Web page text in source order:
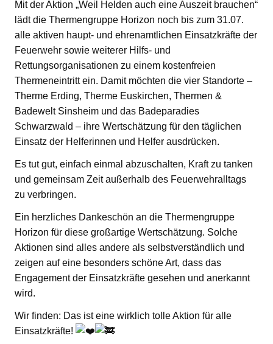
Mit der Aktion „Weil Helden auch eine Auszeit brauchen“
lädt die Thermengruppe Horizon noch bis zum 31.07.
alle aktiven haupt- und ehrenamtlichen Einsatzkräfte der
Feuerwehr sowie weiterer Hilfs- und
Rettungsorganisationen zu einem kostenfreien
Thermeneintritt ein. Damit möchten die vier Standorte –
Therme Erding, Therme Euskirchen, Thermen &
Badewelt Sinsheim und das Badeparadies
Schwarzwald – ihre Wertschätzung für den täglichen
Einsatz der Helferinnen und Helfer ausdrücken.
Es tut gut, einfach einmal abzuschalten, Kraft zu tanken
und gemeinsam Zeit außerhalb des Feuerwehralltags
zu verbringen.
Ein herzliches Dankeschön an die Thermengruppe
Horizon für diese großartige Wertschätzung. Solche
Aktionen sind alles andere als selbstverständlich und
zeigen auf eine besonders schöne Art, dass das
Engagement der Einsatzkräfte gesehen und anerkannt
wird.
Wir finden: Das ist eine wirklich tolle Aktion für alle
Einsatzkräfte!